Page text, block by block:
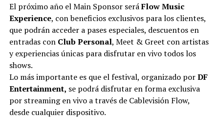
El próximo año el Main Sponsor seráFlow Music
Experience, con beneficios exclusivos para los clientes,
que podrán acceder a pases especiales, descuentos en
entradas con Club Personal, Meet & Greet con artistas
y experiencias únicas para disfrutar en vivo todos los
shows.
Lo más importante es que el festival, organizado porDF
Entertainment, se podrá disfrutar en forma exclusiva
por streaming en vivo a través de Cablevisión Flow,
desde cualquier dispositivo.